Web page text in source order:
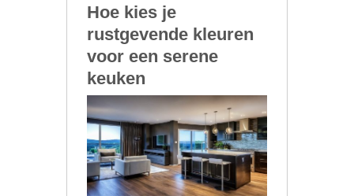
Hoe kies je
rustgevende kleuren
voor een serene
keuken